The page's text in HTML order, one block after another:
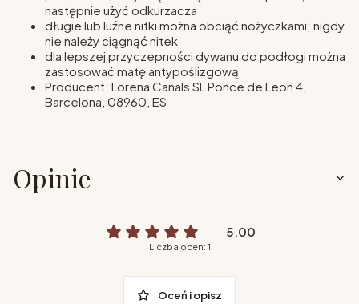
następnie użyć odkurzacza
długie lub luźne nitki można obciąć nożyczkami; nigdy
nie należy ciągnąć nitek
dla lepszej przyczepności dywanu do podłogi można
zastosować matę antypoślizgową
Producent: Lorena Canals SL Ponce de Leon 4,
Barcelona, 08960, ES
Opinie
5.00
Liczba ocen: 1
Oceń i opisz